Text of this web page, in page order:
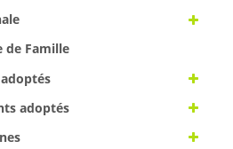
de Famille
adoptés